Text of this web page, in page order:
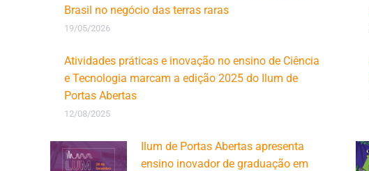
Brasil no negócio das terras raras
19/05/2026
Atividades práticas e inovação no ensino de Ciência
e Tecnologia marcam a edição 2025 do Ilum de
Portas Abertas
12/08/2025
Ilum de Portas Abertas apresenta
ensino inovador de graduação em